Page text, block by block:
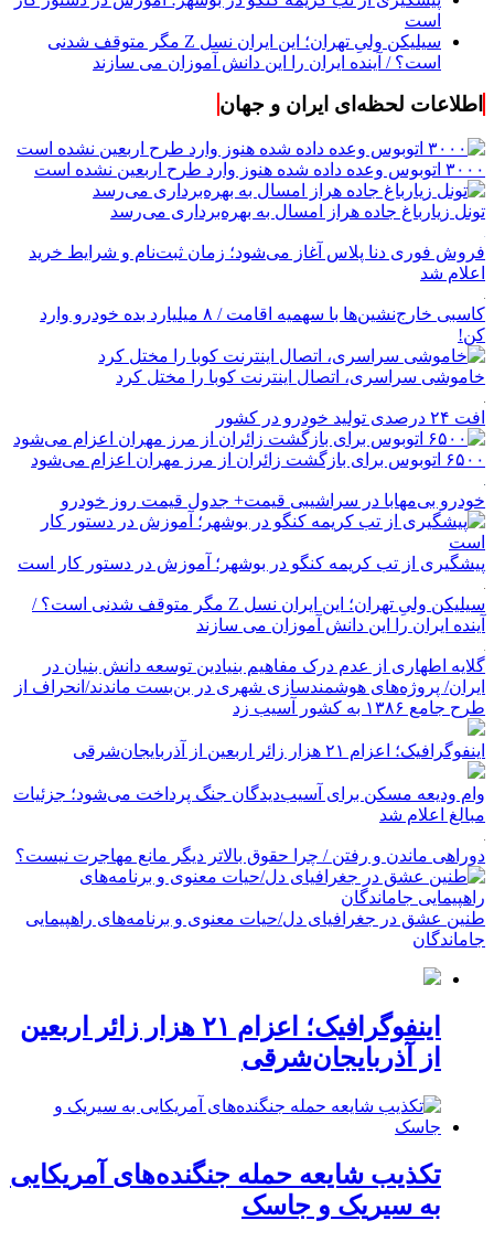
است
سیلیکن ولیِ تهران؛ این ایران نسل Z مگر متوقف شدنی
است؟ / آینده ایران را این دانش آموزان می سازند
اطلاعات لحظه‌ای ایران و جهان
۳۰۰۰ اتوبوس وعده داده شده هنوز وارد طرح اربعین نشده است
تونل زیارباغ جاده هراز امسال به بهره‌برداری می‌رسد
فروش فوری دنا پلاس آغاز می‌شود؛ زمان ثبت‌نام و شرایط خرید
اعلام شد
کاسبی خارج‌نشین‌ها با سهمیه اقامت / ۸ میلیارد بده خودرو وارد
کن!
خاموشی سراسری، اتصال اینترنت کوبا را مختل کرد
افت ۲۴ درصدی تولید خودرو در کشور
۶۵۰۰ اتوبوس برای بازگشت زائران از مرز مهران اعزام می‌شود
خودرو بی‌مهابا در سراشیبی قیمت+ جدول قیمت روز خودرو
پیشگیری از تب کریمه کنگو در بوشهر؛ آموزش در دستور کار است
سیلیکن ولیِ تهران؛ این ایران نسل Z مگر متوقف شدنی است؟ /
آینده ایران را این دانش آموزان می سازند
گلایه اطهاری از عدم درک مفاهیم بنیادین توسعه دانش بنیان در
ایران/ پروژه‌های هوشمندسازی شهری در بن‌بست ماندند/انحراف از
طرح جامع ۱۳۸۶ به کشور آسیب زد
اینفوگرافیک؛ اعزام ۲۱ هزار زائر اربعین از آذربایجان‌شرقی
وام ودیعه مسکن برای آسیب‌دیدگان جنگ پرداخت می‌شود؛ جزئیات
مبالغ اعلام شد
دوراهی ماندن و رفتن / چرا حقوق بالاتر دیگر مانع مهاجرت نیست؟
طنین عشق در جغرافیای دل/حیات معنوی و برنامه‌های راهپیمایی
جاماندگان
اینفوگرافیک؛ اعزام ۲۱ هزار زائر اربعین
از آذربایجان‌شرقی
تکذیب شایعه حمله جنگنده‌های آمریکایی
به سیریک و جاسک